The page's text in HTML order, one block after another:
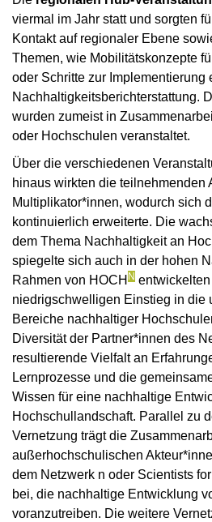
viermal im Jahr statt und sorgten
Kontakt auf regionaler Ebene
Themen, wie Mobilitätskonzepte
oder Schritte zur Implementierung
Nachhaltigkeitsberichterstattung.
wurden zumeist in
oder Hochschulen veranstaltet.
Über die verschiedenen
hinaus wirkten die teilnehmenden
Multiplikator*innen, wodurch sich
kontinuierlich erweiterte. Die
dem Thema Nachhaltigkeit an
spiegelte sich auch in der hohen
Rahmen von HOCH N entwickelten
niedrigschwelligen Einstieg in die
Bereiche nachhaltiger
Diversität der Partner*innen des
resultierende Vielfalt an
Lernprozesse und die
Wissen für eine nachhaltige
Hochschullandschaft. Parallel zu
Vernetzung trägt die
außerhochschulischen
dem Netzwerk n oder Scientists
bei, die nachhaltige Entwicklung
voranzutreiben. Die weitere